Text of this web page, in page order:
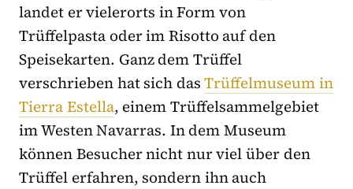
landet er vielerorts in Form von
Trüffelpasta oder im Risotto auf den
Speisekarten. Ganz dem Trüffel
verschrieben hat sich dasTrüffelmuseum in
Tierra Estella, einem Trüffelsammelgebiet
im Westen Navarras. In dem Museum
können Besucher nicht nur viel über den
Trüffel erfahren, sondern ihn auch